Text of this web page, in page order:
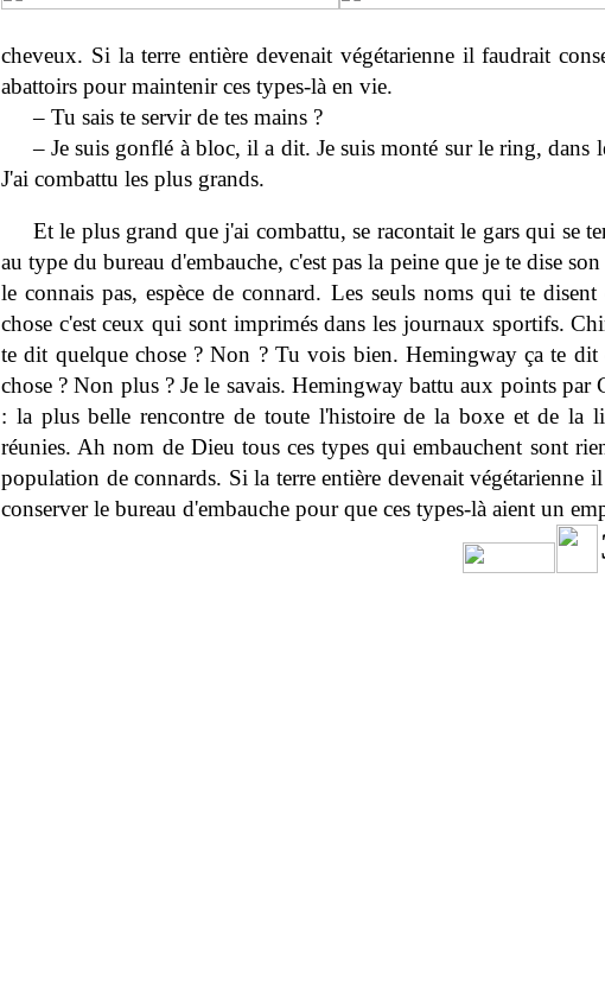
cheveux. Si la terre entière devenait végétarienne il faudrait
abattoirs pour maintenir ces types-là en vie.
– Tu sais te servir de tes mains ?
– Je suis gonflé à bloc, il a dit. Je suis monté sur le ring, dans
J'ai combattu les plus grands.
Et le plus grand que j'ai combattu, se racontait le gars qui se
au type du bureau d'embauche, c'est pas la peine que je te dise
le connais pas, espèce de connard. Les seuls noms qui te disent
chose c'est ceux qui sont imprimés dans les journaux sportifs.
te dit quelque chose ? Non ? Tu vois bien. Hemingway ça te dit
chose ? Non plus ? Je le savais. Hemingway battu aux points par
: la plus belle rencontre de toute l'histoire de la boxe et de la
réunies. Ah nom de Dieu tous ces types qui embauchent sont
population de connards. Si la terre entière devenait végétarienne
conserver le bureau d'embauche pour que ces types-là aient un